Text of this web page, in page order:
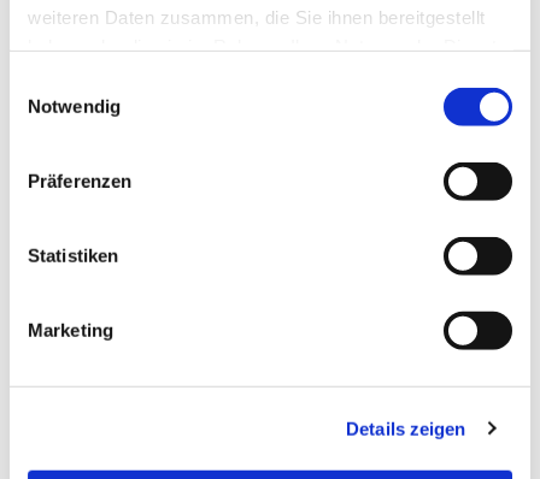
weiteren Daten zusammen, die Sie ihnen bereitgestellt
Notwendig
Präferenzen
Statistiken
Marketing
Details zeigen